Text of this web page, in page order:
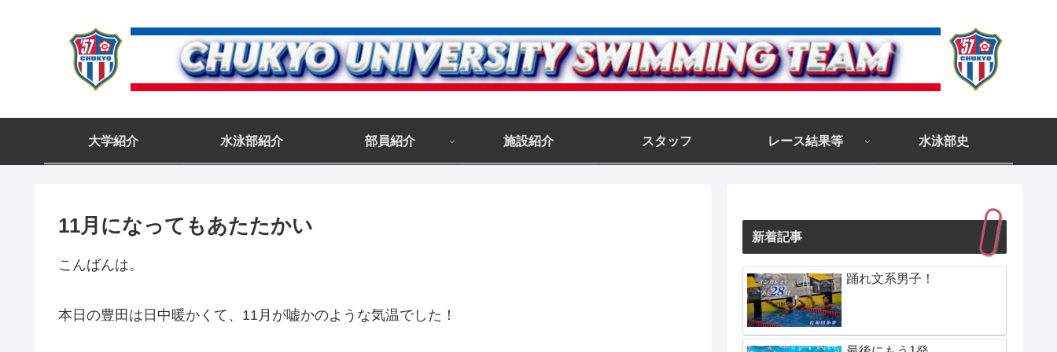
大学紹介 水泳部紹介 部員紹介 施設紹介 スタッフ レース結果等 水泳部史
11月になってもあたたかい
こんばんは。
本日の豊田は日中暖かくて、11月が嘘かのような気温でした！
新着記事
踊れ文系男子！